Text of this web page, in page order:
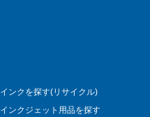
インクを探す(リサイクル)
インクジェット用品を探す